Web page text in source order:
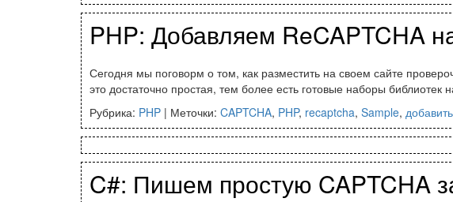
PHP: Добавляем ReCAPTCHA
Сегодня мы поговорм о том, как разместить на своем сайте
это достаточно простая, тем более есть готовые наборы
Рубрика: PHP | Меточки: CAPTCHA, PHP, recaptcha, Sample,
C#: Пишем простую CAPTCHA